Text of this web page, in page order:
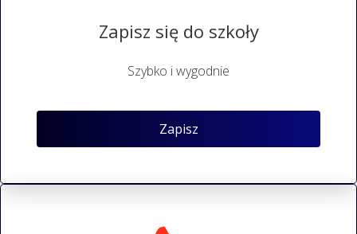
Zapisz się do szkoły
Szybko i wygodnie
Zapisz